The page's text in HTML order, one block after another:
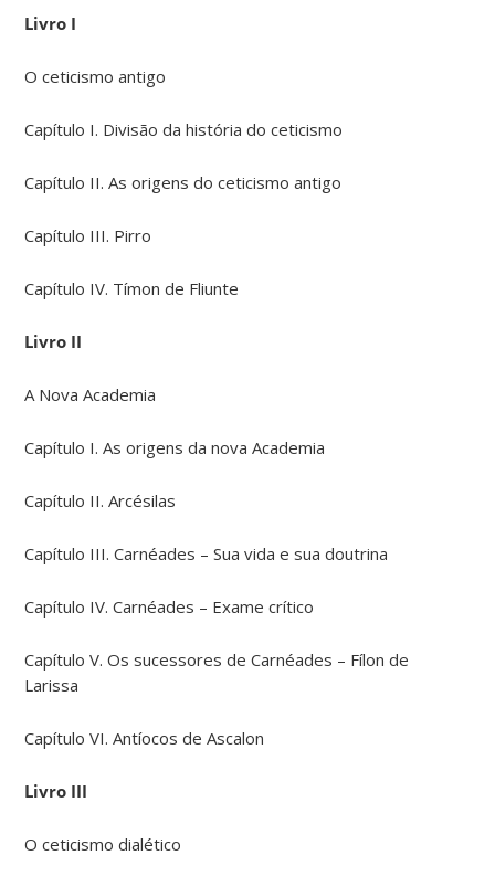
Livro I
O ceticismo antigo
Capítulo I. Divisão da história do ceticismo
Capítulo II. As origens do ceticismo antigo
Capítulo III. Pirro
Capítulo IV. Tímon de Fliunte
Livro II
A Nova Academia
Capítulo I. As origens da nova Academia
Capítulo II. Arcésilas
Capítulo III. Carnéades – Sua vida e sua doutrina
Capítulo IV. Carnéades – Exame crítico
Capítulo V. Os sucessores de Carnéades – Fílon de
Larissa
Capítulo VI. Antíocos de Ascalon
Livro III
O ceticismo dialético